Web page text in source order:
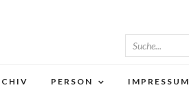
PERSON IMPRESSUM